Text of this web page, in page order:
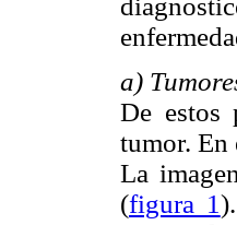
a)
De estos
tumor. En
La
(figura 1